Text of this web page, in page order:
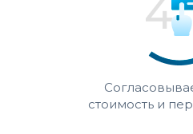
стоимость и